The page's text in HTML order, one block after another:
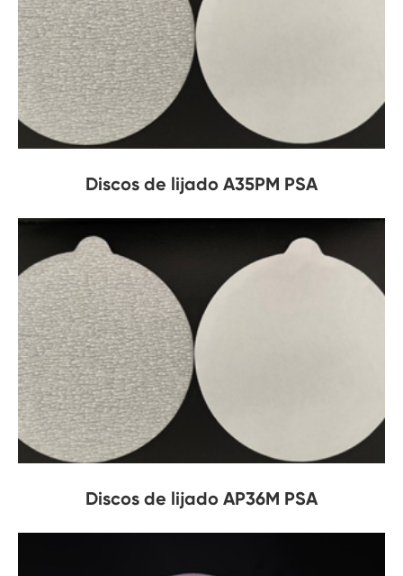
Discos de lijado A35PM PSA
Discos de lijado AP36M PSA